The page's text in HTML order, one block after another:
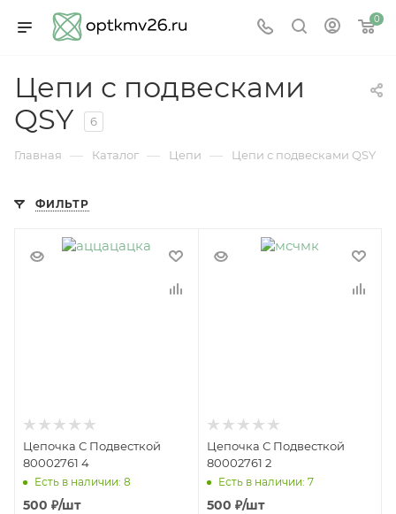
0
Цепи с подвесками
QSY
6
Главная — Каталог — Цепи — Цепи с подвесками QSY
ФИЛЬТР
Цепочка С Подвесткой
80002761 4
Есть в наличии: 8
500 ₽/шт
Цепочка С Подвесткой
80002761 2
Есть в наличии: 7
500 ₽/шт